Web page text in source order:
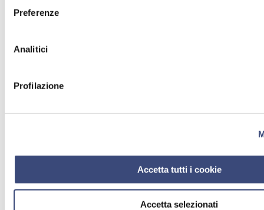
Preferenze
Analitici
Profilazione
Accetta tutti i cookie
Accetta selezionati